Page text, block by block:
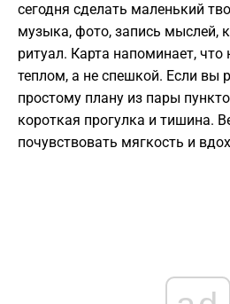
сегодня сделать маленький
музыка, фото, запись мыслей,
ритуал. Карта напоминает, что
теплом, а не спешкой. Если вы
простому плану из пары
короткая прогулка и тишина.
почувствовать мягкость и